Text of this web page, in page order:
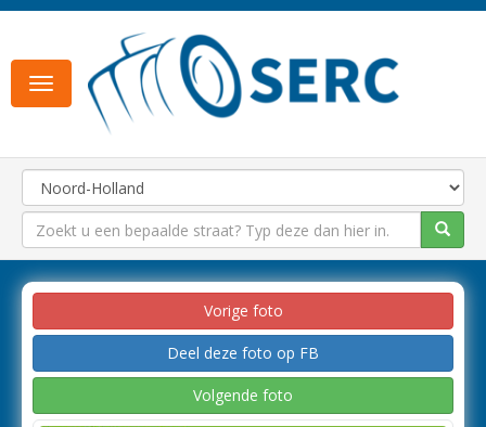
Toggle
navigation
Vorige foto
Deel deze foto op FB
Volgende foto